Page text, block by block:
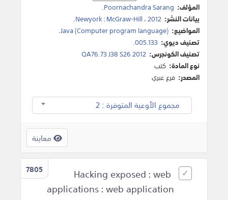
المؤلف: Poornachandra Sarang
.
بيانات النشر:
Newyork:McGraw-Hill،2012
.
المواضيع: Java (Computer program language)
.
تصنيف ديوي: 005.133.
تصنيف الكونجرس: QA76.73 J38 S26 2012
نوع المادة: كتب
المصدر: فرع عبري
مجموع الأوعية المتوفرة : 2
معاينة
7805
Hacking exposed : web
applications : web application